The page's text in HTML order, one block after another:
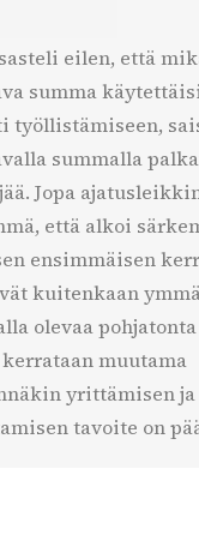
eilen, että
summa
työllistämiseen,
summalla
Jopa
että alkoi
ensimmäisen
kuitenkaan
olevaa pohjatonta
muutama
yrittämisen ja
tavoite on